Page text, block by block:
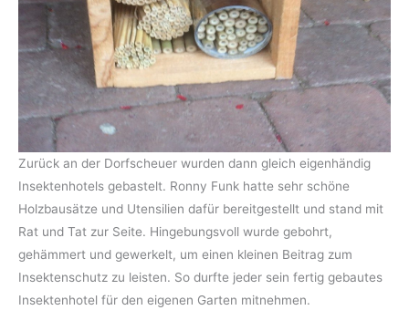
Zurück an der Dorfscheuer wurden dann gleich eigenhändig
Insektenhotels gebastelt. Ronny Funk hatte sehr schöne
Holzbausätze und Utensilien dafür bereitgestellt und stand mit
Rat und Tat zur Seite. Hingebungsvoll wurde gebohrt,
gehämmert und gewerkelt, um einen kleinen Beitrag zum
Insektenschutz zu leisten. So durfte jeder sein fertig gebautes
Insektenhotel für den eigenen Garten mitnehmen.